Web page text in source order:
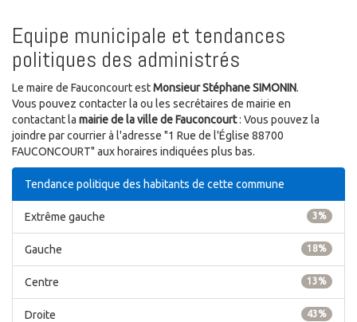
Equipe municipale et tendances
politiques des administrés
Le maire de Fauconcourt estMonsieur Stéphane SIMONIN.
Vous pouvez contacter la ou les secrétaires de mairie en
contactant la mairie de la ville de Fauconcourt: Vous pouvez la
joindre par courrier à l'adresse "1 Rue de l'Église 88700
FAUCONCOURT" aux horaires indiquées plus bas.
Tendance politique des habitants de cette commune
3%
Extrême gauche
18%
Gauche
13%
Centre
43%
Droite